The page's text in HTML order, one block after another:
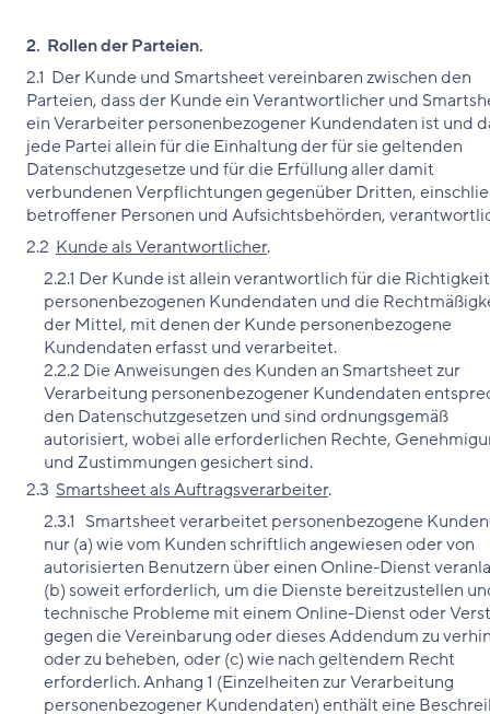
2. Rollen der Parteien.
2.1 Der Kunde und Smartsheet vereinbaren zwischen den
Parteien, dass der Kunde ein Verantwortlicher und
ein Verarbeiter personenbezogener Kundendaten ist und
jede Partei allein für die Einhaltung der für sie geltenden
Datenschutzgesetze und für die Erfüllung aller damit
verbundenen Verpflichtungen gegenüber Dritten,
betroffener Personen und Aufsichtsbehörden,
2.2 Kunde als Verantwortlicher.
2.2.1 Der Kunde ist allein verantwortlich für die
personenbezogenen Kundendaten und die
der Mittel, mit denen der Kunde personenbezogene
Kundendaten erfasst und verarbeitet.
2.2.2 Die Anweisungen des Kunden an Smartsheet zur
Verarbeitung personenbezogener Kundendaten
den Datenschutzgesetzen und sind ordnungsgemäß
autorisiert, wobei alle erforderlichen Rechte,
und Zustimmungen gesichert sind.
2.3 Smartsheet als Auftragsverarbeiter.
2.3.1 Smartsheet verarbeitet personenbezogene
nur (a) wie vom Kunden schriftlich angewiesen oder von
autorisierten Benutzern über einen Online-Dienst
(b) soweit erforderlich, um die Dienste bereitzustellen
technische Probleme mit einem Online-Dienst oder
gegen die Vereinbarung oder dieses Addendum zu
oder zu beheben, oder (c) wie nach geltendem Recht
erforderlich. Anhang 1 (Einzelheiten zur Verarbeitung
personenbezogener Kundendaten) enthält eine